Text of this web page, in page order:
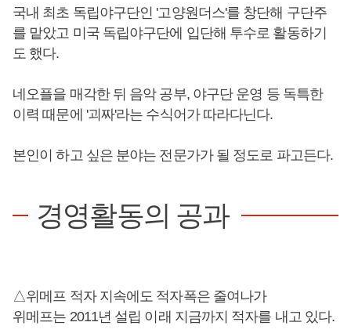
국내 최초 독립야구단인 '고양원더스'를 창단해 구단주
를 맡았고 미국 독립야구단에 입단해 투수로 활동하기
도 했다.
네오플을 매각한 뒤 음악 공부, 야구단 운영 등 독특한
이력 때문에 '괴짜'라는 수식어가 따라다닌다.
본인이 하고 싶은 분야는 전문가가 될 정도로 파고든다.
경영활동의 공과
△위메프 적자 지속에도 적자폭은 줄여나가
위메프는 2011년 설립 이래 지금까지 적자를 내고 있다.